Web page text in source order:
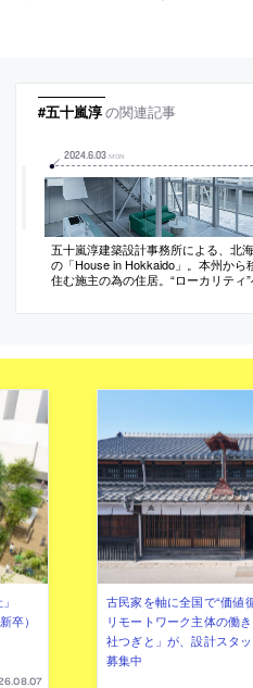
#五十嵐淳の関連記事
2024.6.03 MON
五十嵐淳建築設計事務所による、北
の「House in Hokkaido」。本州から
住む施主の為の住居。“ローカリティ
点と働きかけに応えられる“おおらか
卒）
古民家を軸に全国で“価値
リモートワーク主体の働
社つぎと」が、設計スタ
募集中